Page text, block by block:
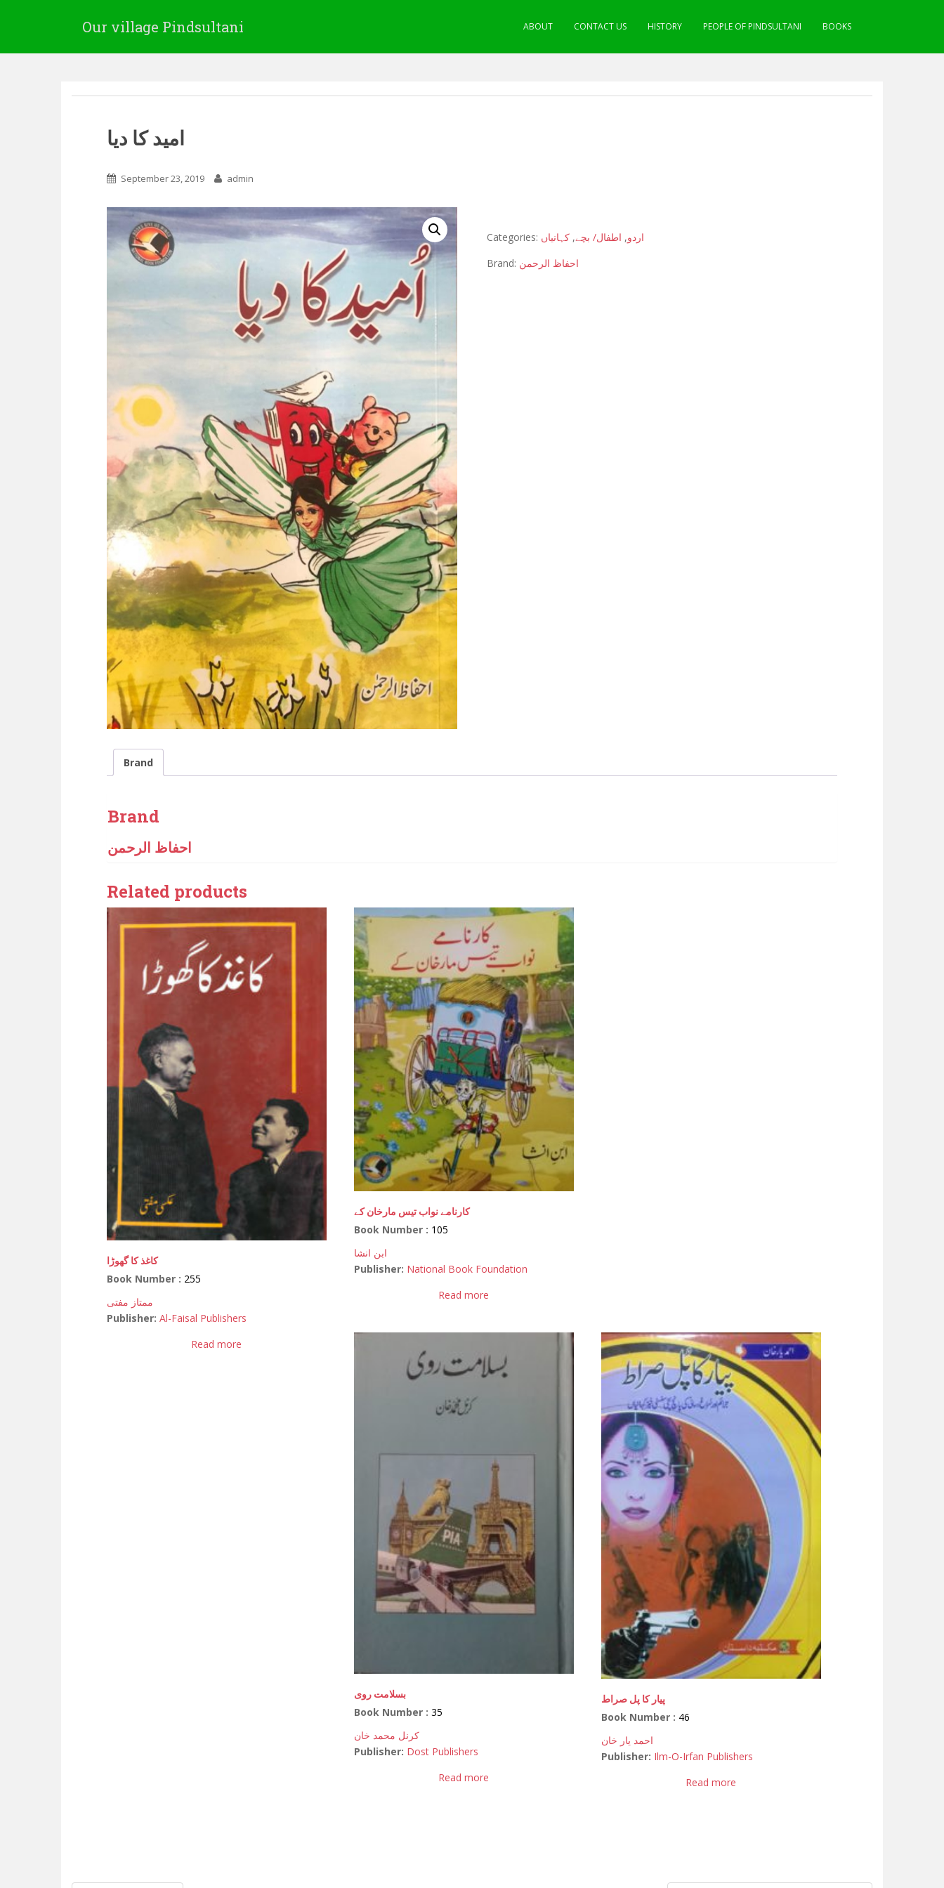
Our village Pindsultani ABOUT CONTACT US HISTORY PEOPLE OF PINDSULTANI BOOKS
امید کا دیا
September 23, 2019 admin
Categories: اردو, اطفال/ بچے,کہانیاں
Brand: احفاظ الرحمن
Brand
Brand
احفاظ الرحمن
Related products
کاغذ کا گھوڑا
Book Number : 255
ممتاز مفتی
Publisher: Al-Faisal Publishers
Read more
کارنامے نواب تیس مارخان کے
Book Number : 105
ابن انشا
Publisher: National Book Foundation
Read more
بسلامت روی
Book Number :35
کرنل محمد خان
Publisher: Dost Publishers
Read more
پیار کا پل صراط
Book Number : 46
احمد یار خان
Publisher: Ilm-O-Irfan Publishers
Read more